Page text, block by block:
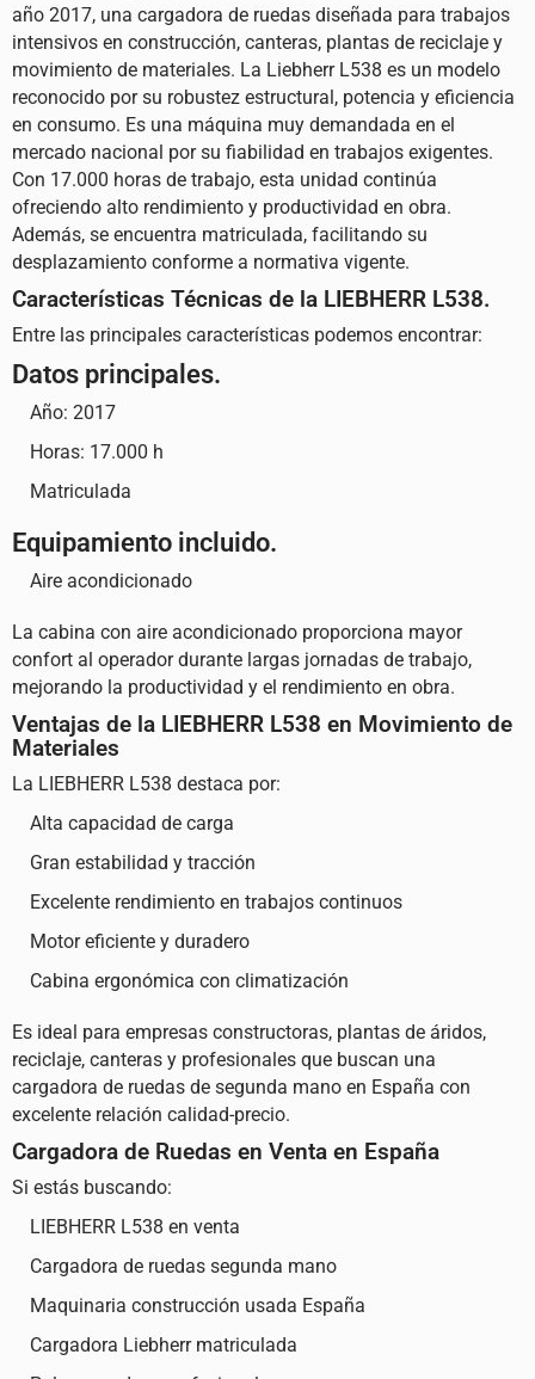
año 2017, una cargadora de ruedas diseñada para trabajos
intensivos en construcción, canteras, plantas de reciclaje y
movimiento de materiales. La LiebherrL538 es un modelo
reconocido por su robustez estructural, potencia y eficiencia
en consumo. Es una máquina muy demandada en el
mercado nacional por su fiabilidad en trabajos exigentes.
Con 17.000 horas de trabajo, esta unidad continúa
ofreciendo alto rendimiento y productividad en obra.
Además, se encuentra matriculada, facilitando su
desplazamiento conforme a normativa vigente.
Características Técnicas de la LIEBHERR L538.
Entre las principales características podemos encontrar:
Datos principales.
Año: 2017
Horas: 17.000 h
Matriculada
Equipamiento incluido.
Aire acondicionado
La cabina con aire acondicionado proporciona mayor
confort al operador durante largas jornadas de trabajo,
mejorando la productividad y el rendimiento en obra.
Ventajas de la LIEBHERR L538 en Movimiento de
Materiales
La LIEBHERR L538 destaca por:
Alta capacidad de carga
Gran estabilidad y tracción
Excelente rendimiento en trabajos continuos
Motor eficiente y duradero
Cabina ergonómica con climatización
Es ideal para empresas constructoras, plantas de áridos,
reciclaje, canteras y profesionales que buscan una
cargadora de ruedas de segunda mano en España con
excelente relación calidad-precio.
Cargadora de Ruedas en Venta en España
Si estás buscando:
LIEBHERR L538 en venta
Cargadora de ruedas segunda mano
Maquinaria construcción usada España
Cargadora Liebherr matriculada